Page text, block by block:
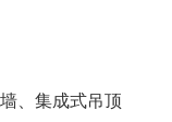
、集成式吊顶